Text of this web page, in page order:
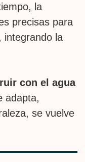
la
precisas para
integrando la
con el agua
adapta,
se vuelve